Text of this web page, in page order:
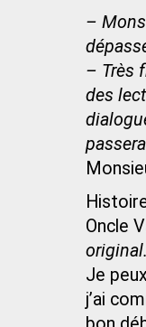
–
– Très
des
Oncle
Je
j’ai